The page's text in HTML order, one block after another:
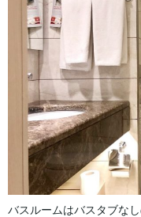
バスルームはバスタブな